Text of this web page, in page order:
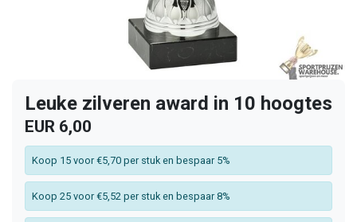
Leuke zilveren award in 10 hoogtes
EUR 6,00
Koop 15 voor €5,70 per stuk en bespaar 5%
Koop 25 voor €5,52 per stuk en bespaar 8%